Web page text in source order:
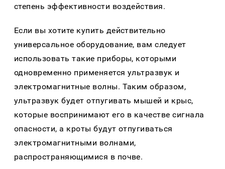
степень эффективности воздействия.
Если вы хотите купить действительно
универсальное оборудование, вам следует
использовать такие приборы, которыми
одновременно применяется ультразвук и
электромагнитные волны. Таким образом,
ультразвук будет отпугивать мышей и крыс,
которые воспринимают его в качестве сигнала
опасности, а кроты будут отпугиваться
электромагнитными волнами,
распространяющимися в почве.